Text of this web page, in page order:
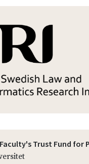
Trust Fund for